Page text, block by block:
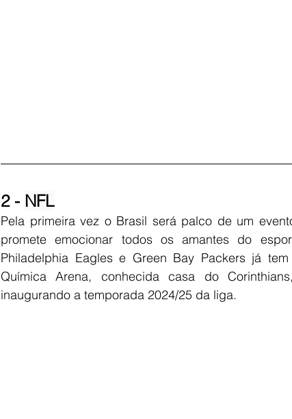
2 - NFL
Pela primeira vez o Brasil será palco de um
promete emocionar todos os amantes do
Philadelphia Eagles e Green Bay Packers já
Química Arena, conhecida casa do
inaugurando a temporada 2024/25 da liga.